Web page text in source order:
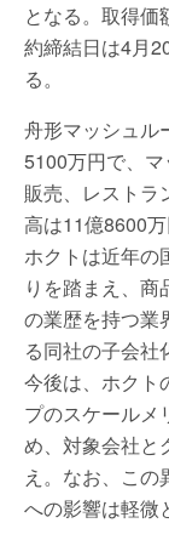
となる。取得価
約締結日は4月
る。
舟形マッシュル
5100万円で、
販売、レストラ
高は11億8600
ホクトは近年の
りを踏まえ、
の業歴を持つ業
る同社の子会社
今後は、ホクト
プのスケールメ
め、対象会社と
え。なお、こ
への影響は軽微